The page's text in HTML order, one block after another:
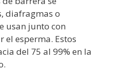
diafragmas o
usan junto con
esperma. Estos
del 75 al 99% en la